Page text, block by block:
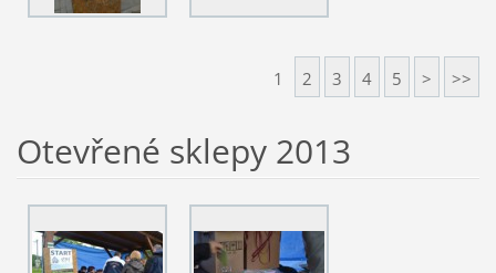
1 2 3 4 5 > >>
Otevřené sklepy 2013